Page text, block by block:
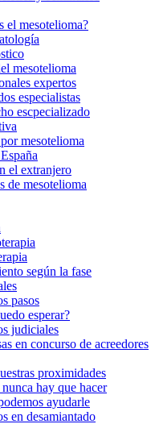
el mesotelioma?
mesotelioma
expertos
especialistas
escpecializado
mesotelioma
el extranjero
de mesotelioma
según la fase
pasos
esperar?
judiciales
en concurso de acreedores
proximidades
hay que hacer
ayudarle
en desamiantado